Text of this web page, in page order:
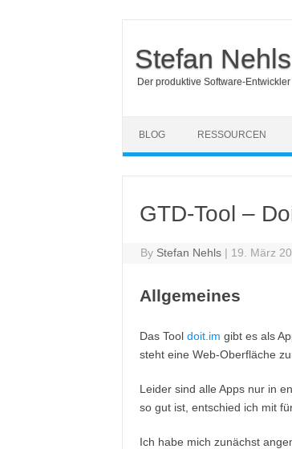
Stefan Nehls
Der produktive Software-Entwickler
BLOG RESSOURCEN
GTD-Tool –
By Stefan Nehls | 19. März
Allgemeines
Das Tool doit.im gibt es als
steht eine Web-Oberfläche
Leider sind alle Apps nur in
so gut ist, entschied ich mit
Ich habe mich zunächst